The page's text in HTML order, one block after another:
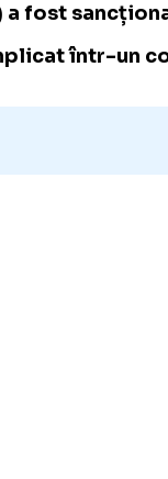
a fost
într-un